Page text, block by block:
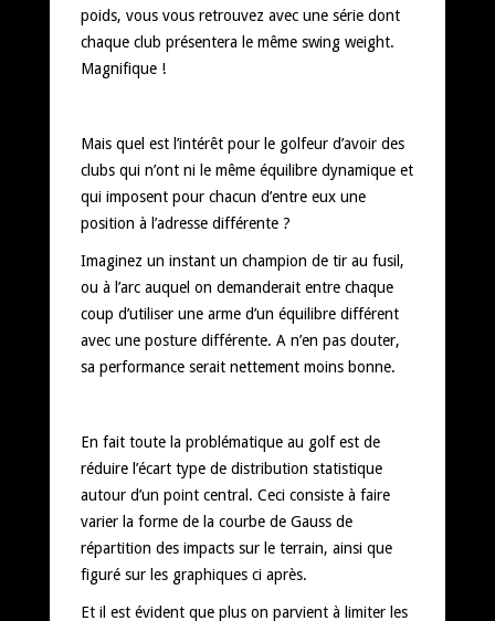
poids, vous vous retrouvez avec une série dont
chaque club présentera le même swing weight.
Magnifique !
Mais quel est l’intérêt pour le golfeur d’avoir des
clubs qui n’ont ni le même équilibre dynamique et
qui imposent pour chacun d’entre eux une
position à l’adresse différente ?
Imaginez un instant un champion de tir au fusil,
ou à l’arc auquel on demanderait entre chaque
coup d’utiliser une arme d’un équilibre différent
avec une posture différente. A n’en pas douter,
sa performance serait nettement moins bonne.
En fait toute la problématique au golf est de
réduire l’écart type de distribution statistique
autour d’un point central. Ceci consiste à faire
varier la forme de la courbe de Gauss de
répartition des impacts sur le terrain, ainsi que
figuré sur les graphiques ci après.
Et il est évident que plus on parvient à limiter les